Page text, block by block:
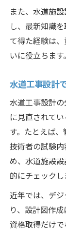
また、水道施
し、最新知識
て得た経験は
いに役立ちます。
水道工事設計
水道工事設計
に見直されて
す。たとえば
技術者の試験
め、水道施設
的にチェックし
近年では、デジ
り、設計図作
資格取得だけ